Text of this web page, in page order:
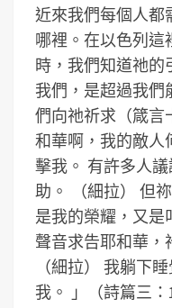
近來我們每個人
哪裡。在以色列這
時，我們知道祂的
我們，是超過我
們向祂祈求（箴言
和華啊，我的敵人
擊我。 有許多人
助。 （細拉） 但
是我的榮耀，又是
聲音求告耶和華，
（細拉） 我躺下
我。 」（詩篇三：